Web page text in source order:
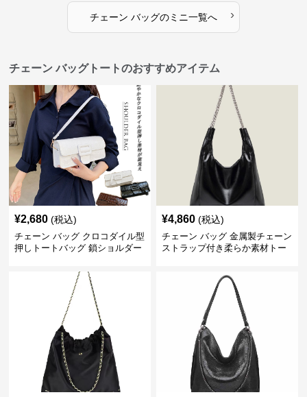
チェーン バッグのミニ一覧へ ›
チェーン バッグトートのおすすめアイテム
¥2,680 (税込)
チェーン バッグ クロコダイル型
押しトートバッグ 鎖ショルダー
¥4,860 (税込)
チェーン バッグ 金属製チェーン
ストラップ付き柔らか素材トー